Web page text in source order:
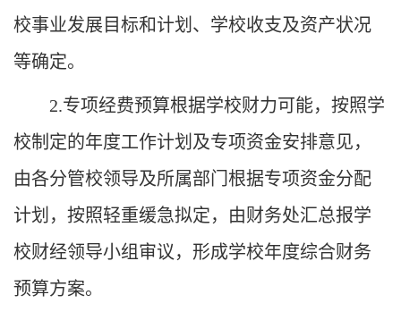
校事业发展目标和计划、学校收支及资产状况
等确定。
2.专项经费预算根据学校财力可能，按照学
校制定的年度工作计划及专项资金安排意见，
由各分管校领导及所属部门根据专项资金分配
计划，按照轻重缓急拟定，由财务处汇总报学
校财经领导小组审议，形成学校年度综合财务
预算方案。